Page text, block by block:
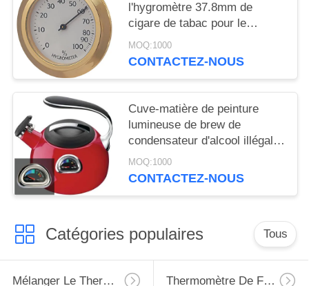
l'hygromètre 37.8mm de
cigare de tabac pour le
tabagisme d'humidificateurs
MOQ:1000
CONTACTEZ-NOUS
Cuve-matière de peinture
lumineuse de brew de
condensateur d'alcool illégal
de thermomètre d'OEM
toujours
MOQ:1000
CONTACTEZ-NOUS
Catégories populaires Tous
Mélanger Le Thermomètre Thermomètre De Four